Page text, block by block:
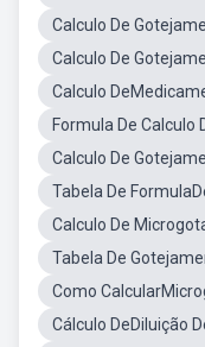
Calculo De
Calculo De
Calculo
Formula De
Calculo De
Tabela De
Calculo De
Tabela De
Como
Cálculo DeDiluição